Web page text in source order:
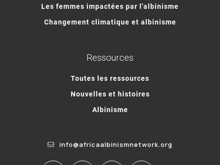
Les femmes impactées par l'albinisme
Changement climatique et albinisme
Ressources
Toutes les ressources
Nouvelles et histoires
Albinisme
info@africaalbinismnetwork.org